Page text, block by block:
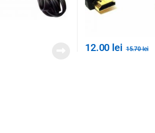
12.00 lei 15.70lei